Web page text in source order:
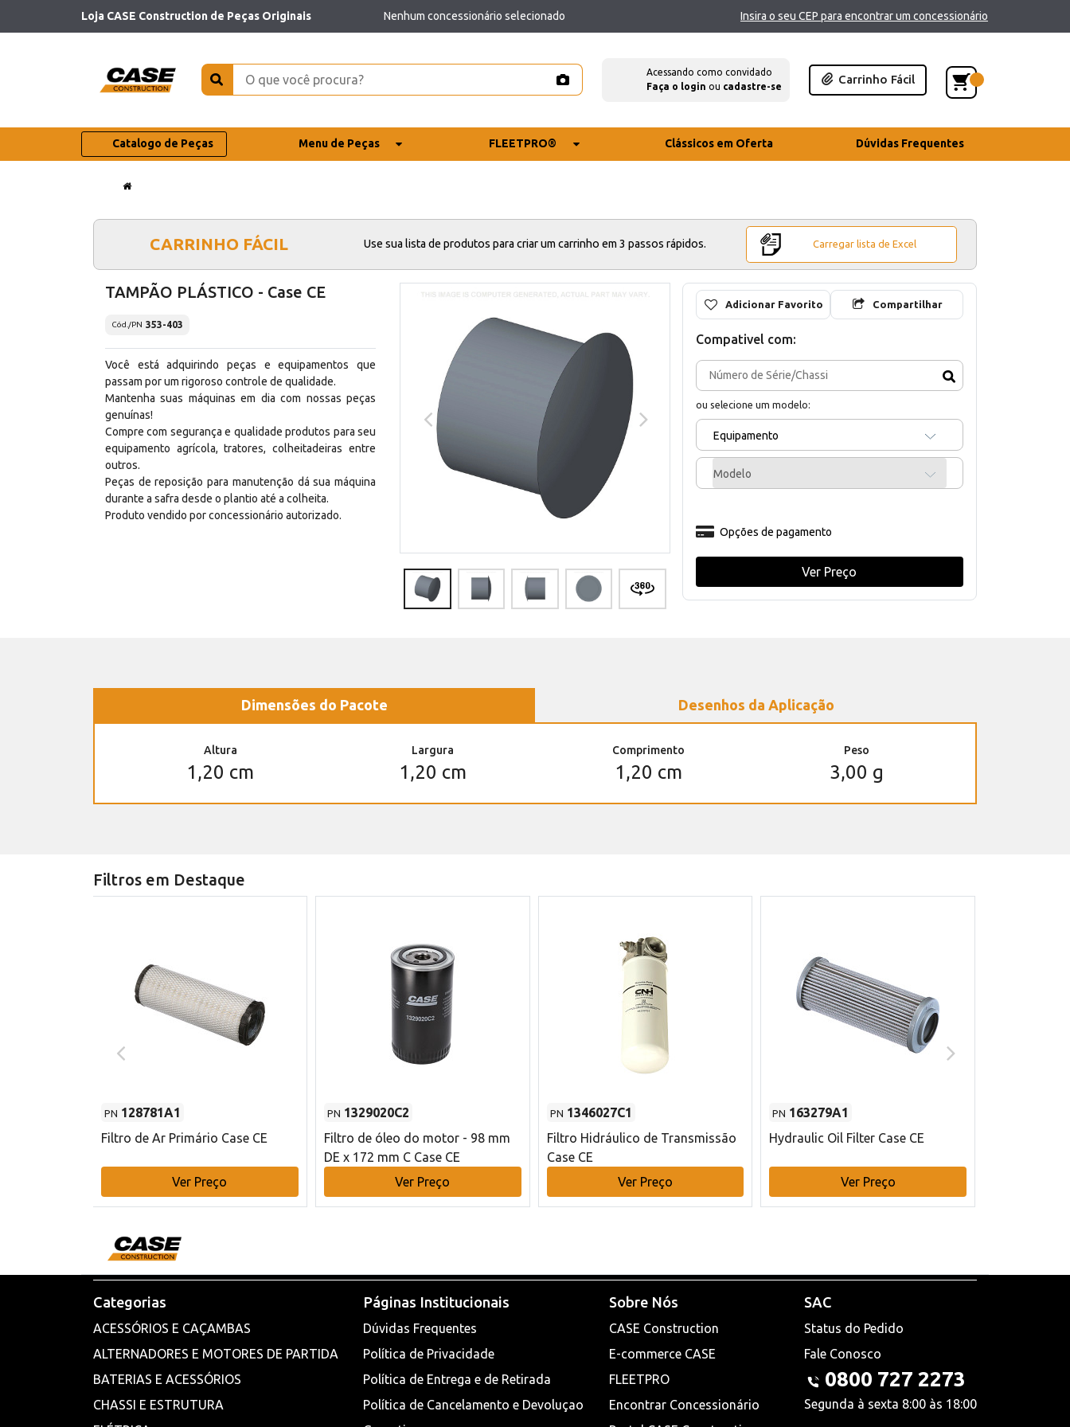
Loja CASE Construction de Peças Originais Nenhum concessionário selecionado Insira o seu CEP para encontrar um concessionário
Acessando como convidado
Faça o login ou cadastre-se
Carrinho Fácil
Catalogo de Peças Menu de Peças FLEETPRO® Clássicos em Oferta Dúvidas Frequentes
CARRINHO FÁCIL Use sua lista de produtos para criar um carrinho em 3 passos rápidos. Carregar lista de Excel
TAMPÃO PLÁSTICO - Case CE
Cód./PN 353-403
Você está adquirindo peças e equipamentos que
passam por um rigoroso controle de qualidade.
Mantenha suas máquinas em dia com nossas peças
genuínas!
Compre com segurança e qualidade produtos para seu
equipamento agrícola, tratores, colheitadeiras entre
outros.
Peças de reposição para manutenção dá sua máquina
durante a safra desde o plantio até a colheita.
Produto vendido por concessionário autorizado.
Adicionar Favorito Compartilhar
Compativel com:
ou selecione um modelo:
Equipamento
Modelo
Opções de pagamento
Ver Preço
Dimensões do Pacote Desenhos da Aplicação
Altura
1,20 cm
Largura
1,20 cm
Comprimento
1,20 cm
Peso
3,00 g
Filtros em Destaque
PN 128781A1
Filtro de Ar Primário Case CE
Ver Preço
PN 1329020C2
Filtro de óleo do motor - 98 mm
DE x 172 mm C Case CE
Ver Preço
PN 1346027C1
Filtro Hidráulico de Transmissão
Case CE
Ver Preço
PN 163279A1
Hydraulic Oil Filter Case CE
Ver Preço
Categorias
ACESSÓRIOS E CAÇAMBAS
ALTERNADORES E MOTORES DE PARTIDA
BATERIAS E ACESSÓRIOS
CHASSI E ESTRUTURA
Páginas Institucionais
Dúvidas Frequentes
Política de Privacidade
Política de Entrega e de Retirada
Política de Cancelamento e Devoluçao
Sobre Nós
CASE Construction
E-commerce CASE
FLEETPRO
Encontrar Concessionário
SAC
Status do Pedido
Fale Conosco
0800 727 2273
Segunda à sexta 8:00 às 18:00